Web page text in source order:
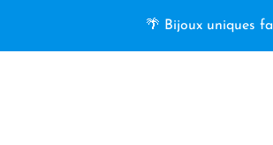
🌴 Bijoux uniques